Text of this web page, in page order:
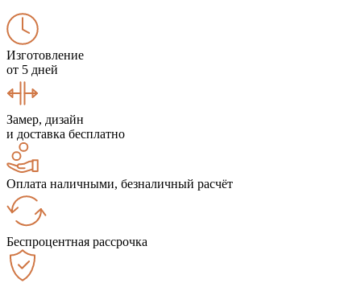
Изготовление
от 5 дней
Замер, дизайн
и доставка бесплатно
Оплата наличными, безналичный расчёт
Беспроцентная рассрочка